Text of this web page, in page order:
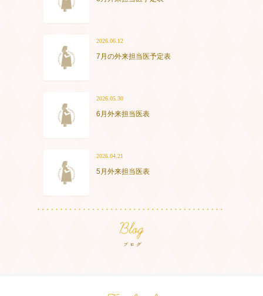
2026.06.12
7月の外来担当医予定表
2026.05.30
6月外来担当医表
2026.04.21
5月外来担当医表